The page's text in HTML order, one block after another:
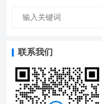
联系我们